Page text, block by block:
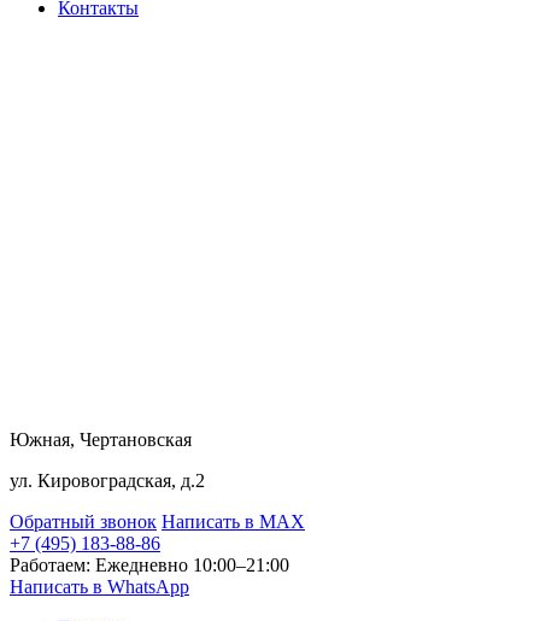
Контакты
Южная, Чертановская
ул. Кировоградская, д.2
Обратный звонок Написать в MAX
+7 (495) 183-88-86
Работаем: Ежедневно 10:00–21:00
Написать в WhatsApp